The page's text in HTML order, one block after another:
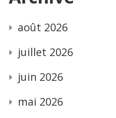
août 2026
juillet 2026
juin 2026
mai 2026